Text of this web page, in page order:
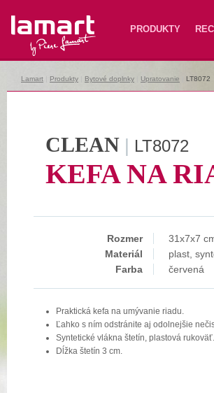
Lamart PRODUKTY
Lamart Produkty Bytové doplnky Upratovanie LT8072
CLEAN | LT8072
KEFA NA
Rozmer
31x7x7
Materiál
plast,
Farba
červená
Praktická kefa na umývanie riadu.
Ľahko s ním odstránite aj odolnejšie
Syntetické vlákna štetín, plastová rukoväť.
Dĺžka štetín 3 cm.